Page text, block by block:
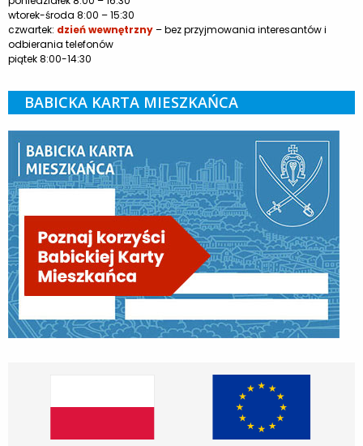
wtorek-środa 8:00 – 15:30
czwartek: dzień wewnętrzny– bez przyjmowania interesantów i
odbierania telefonów
piątek 8:00-14:30
BABICKA KARTA MIESZKAŃCA